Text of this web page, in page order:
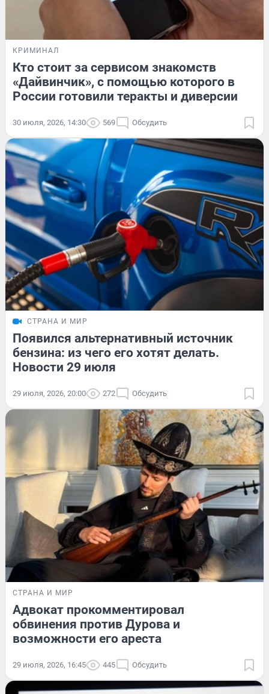
КРИМИНАЛ
Кто стоит за сервисом знакомств
«Дайвинчик», с помощью которого в
России готовили теракты и диверсии
30 июля, 2026, 14:30 569 Обсудить
СТРАНА И МИР
Появился альтернативный источник
бензина: из чего его хотят делать.
Новости 29 июля
29 июля, 2026, 20:00 272 Обсудить
СТРАНА И МИР
Адвокат прокомментировал
обвинения против Дурова и
возможности его ареста
29 июля, 2026, 16:45 445 Обсудить